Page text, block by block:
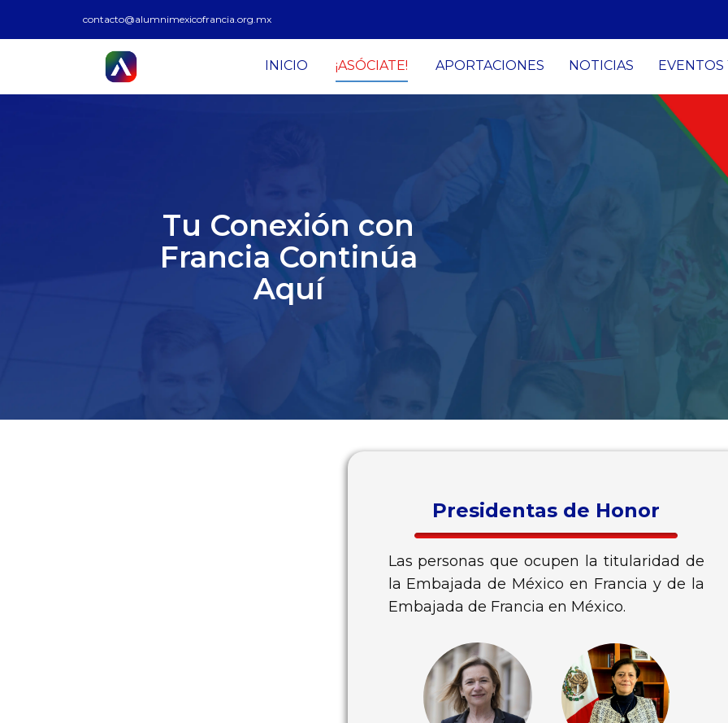
contacto@alumnimexicofrancia.org.mx
INICIO ¡ASÓCIATE! APORTACIONES NOTICIAS EVENTOS
Tu Conexión con
Francia Continúa
Aquí
Presidentas de Honor
Las personas que ocupen la titularidad de
la Embajada de México en Francia y de la
Embajada de Francia en México.